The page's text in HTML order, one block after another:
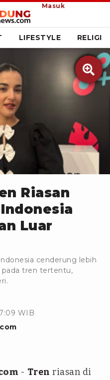
Masuk
LIFESTYLE RELIGI

Riasan
Luar
cenderung lebih
tren tertentu,
WIB
- Tren riasan di